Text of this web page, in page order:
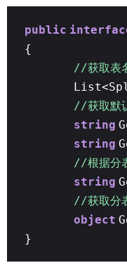
public
{
//获取
//获取默
string
string
//根据分
string
//获取分
object
}